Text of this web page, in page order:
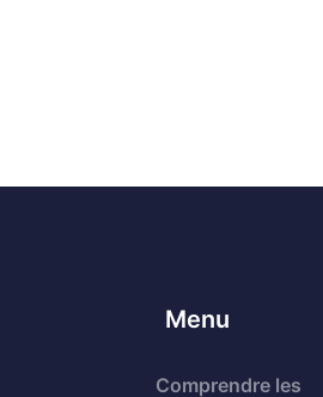
Menu
Comprendre les